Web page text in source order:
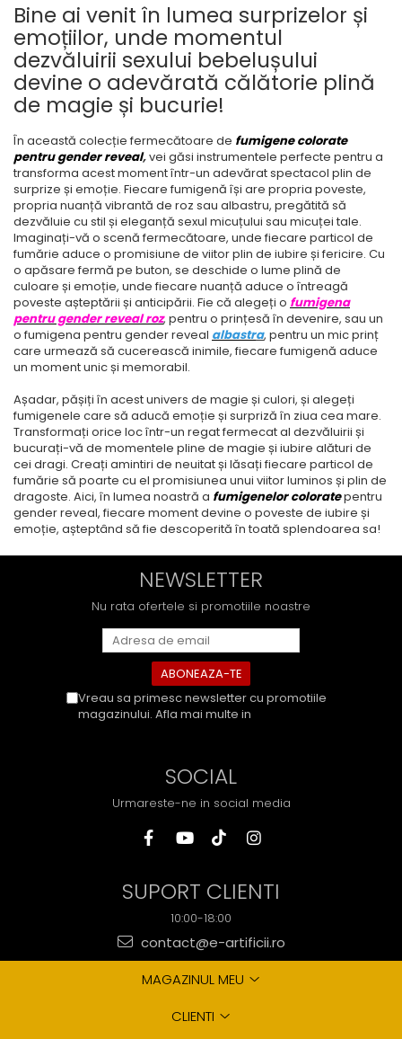
Bine ai venit în lumea surprizelor și
emoțiilor, unde momentul
dezvăluirii sexului bebelușului
devine o adevărată călătorie plină
de magie și bucurie!
În această colecție fermecătoare de fumigene colorate
pentru gender reveal,vei găsi instrumentele perfecte pentru a
transforma acest moment într-un adevărat spectacol plin de
surprize și emoție. Fiecare fumigenă își are propria poveste,
propria nuanță vibrantă de roz sau albastru, pregătită să
dezvăluie cu stil și eleganță sexul micuțului sau micuței tale.
Imaginați-vă o scenă fermecătoare, unde fiecare particol de
fumărie aduce o promisiune de viitor plin de iubire și fericire. Cu
o apăsare fermă pe buton, se deschide o lume plină de
culoare și emoție, unde fiecare nuanță aduce o întreagă
poveste așteptării și anticipării. Fie că alegeți o fumigena
pentru gender reveal roz, pentru o prințesă în devenire, sau un
o fumigena pentru gender reveal albastra, pentru un mic prinț
care urmează să cucerească inimile, fiecare fumigenă aduce
un moment unic și memorabil.
Așadar, pășiți în acest univers de magie și culori, și alegeți
fumigenele care să aducă emoție și surpriză în ziua cea mare.
Transformați orice loc într-un regat fermecat al dezvăluirii și
bucurați-vă de momentele pline de magie și iubire alături de
cei dragi. Creați amintiri de neuitat și lăsați fiecare particol de
fumărie să poarte cu el promisiunea unui viitor luminos și plin de
dragoste. Aici, în lumea noastră a fumigenelor coloratepentru
gender reveal, fiecare moment devine o poveste de iubire și
emoție, așteptând să fie descoperită în toată splendoarea sa!
NEWSLETTER
Nu rata ofertele si promotiile noastre
Vreau sa primesc newsletter cu promotiile
magazinului. Afla mai multe in
SOCIAL
Urmareste-ne in social media
SUPORT CLIENTI
10:00-18:00
contact@e-artificii.ro
MAGAZINUL MEU
CLIENTI